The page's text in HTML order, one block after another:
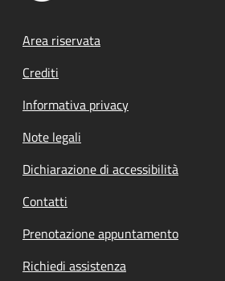
Footer menu
Area riservata
Crediti
Informativa privacy
Note legali
Dichiarazione di accessibilità
Contatti
Prenotazione appuntamento
Richiedi assistenza